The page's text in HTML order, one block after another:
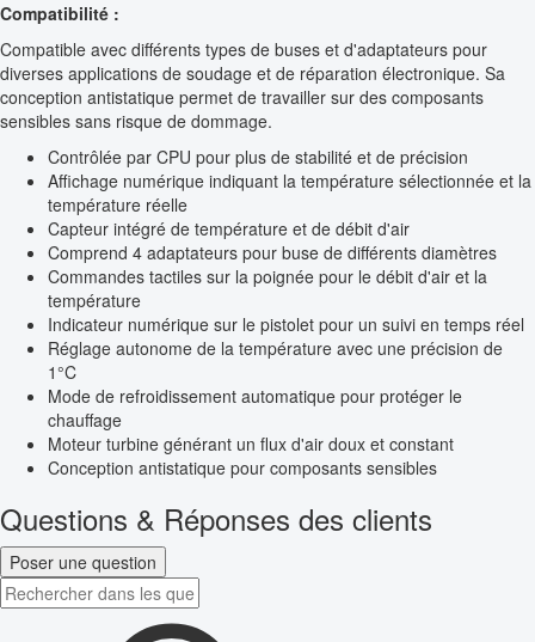
Compatibilité :
Compatible avec différents types de buses et d'adaptateurs pour
diverses applications de soudage et de réparation électronique. Sa
conception antistatique permet de travailler sur des composants
sensibles sans risque de dommage.
Contrôlée par CPU pour plus de stabilité et de précision
Affichage numérique indiquant la température sélectionnée et la
température réelle
Capteur intégré de température et de débit d'air
Comprend 4 adaptateurs pour buse de différents diamètres
Commandes tactiles sur la poignée pour le débit d'air et la
température
Indicateur numérique sur le pistolet pour un suivi en temps réel
Réglage autonome de la température avec une précision de
1°C
Mode de refroidissement automatique pour protéger le
chauffage
Moteur turbine générant un flux d'air doux et constant
Conception antistatique pour composants sensibles
Questions & Réponses des clients
Poser une question